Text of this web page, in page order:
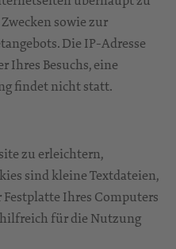
sowie zur
Die IP-Adresse
Ihres Besuchs, eine
findet nicht statt.
zu erleichtern,
sind kleine Textdateien,
Ihres Computers
für die Nutzung